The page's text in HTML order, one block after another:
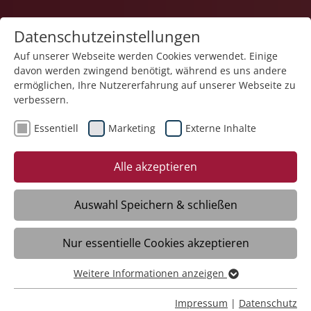
12.12.2019
„Das Umfeld an die
Menschen anpassen – nicht
umgekehrt“
RAVENSBURG – Dr. Stefan Thelemann,
Facharzt für Kinder- und
Jugendpsychiatrie, Psychotherapie,
Traumatherapie und Suchtmedizin, leitet
Datenschutzeinstellungen
Auf unserer Webseite werden Cookies verwendet. Einige
davon werden zwingend benötigt, während es uns andere
ermöglichen, Ihre Nutzererfahrung auf unserer Webseite zu
verbessern.
Essentiell Marketing Externe Inhalte
Alle akzeptieren
Auswahl Speichern & schließen
Nur essentielle Cookies akzeptieren
Essentiell
Essentielle Cookies werden für grundlegende Funktionen
Weitere Informationen anzeigen
Impressum | Datenschutz